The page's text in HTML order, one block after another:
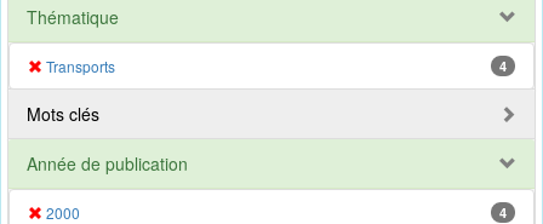
Thématique
Transports 4
Mots clés
Année de publication
2000 4